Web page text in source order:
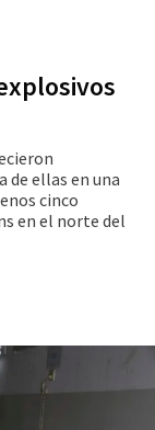
de ellas en una
cinco
en el norte del